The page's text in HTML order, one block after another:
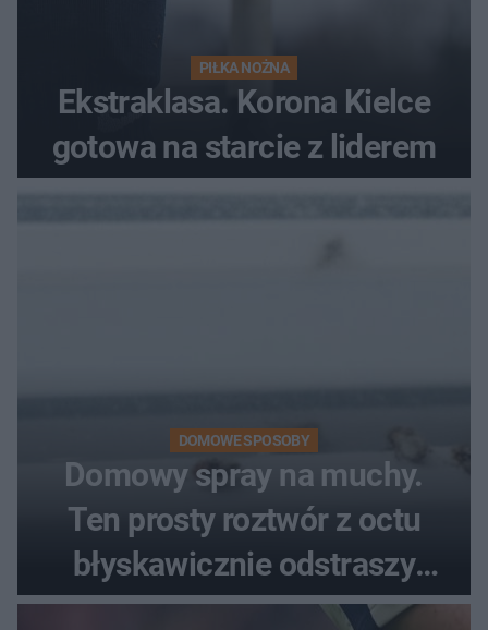
PIŁKA NOŻNA
Ekstraklasa. Korona Kielce
gotowa na starcie z liderem
DOMOWE SPOSOBY
Domowy spray na muchy.
Ten prosty roztwór z octu
błyskawicznie odstraszy
uciążliwe owady